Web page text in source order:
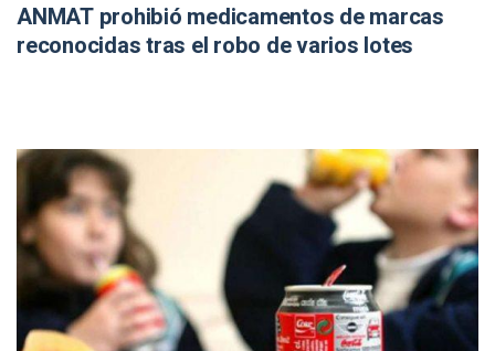
ANMAT prohibió medicamentos de marcas
reconocidas tras el robo de varios lotes